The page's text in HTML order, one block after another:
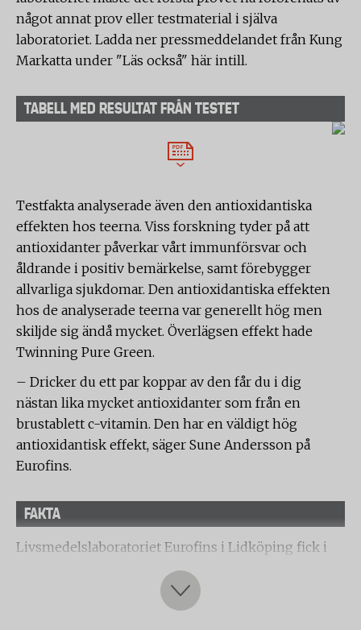
något annat prov eller testmaterial i själva
laboratoriet. Ladda ner pressmeddelandet från Kung
Markatta under "Läs också" här intill.
TABELL MED RESULTAT FRÅN TESTET
Testfakta analyserade även den antioxidantiska
effekten hos teerna. Viss forskning tyder på att
antioxidanter påverkar vårt immunförsvar och
åldrande i positiv bemärkelse, samt förebygger
allvarliga sjukdomar. Den antioxidantiska effekten
hos de analyserade teerna var generellt hög men
skiljde sig ändå mycket. Överlägsen effekt hade
Twinning Pure Green.
– Dricker du ett par koppar av den får du i dig
nästan lika mycket antioxidanter som från en
brustablett c-vitamin. Den har en väldigt hög
antioxidantisk effekt, säger Sune Andersson på
Eurofins.
FAKTA
Livsmedelslaboratoriet Eurofins i Lidköping fick i
uppdrag att analysera innehållet i nio fabrikat av
grönt påste avseende spår av bekämpningsmedel,
bakterier och mögel samt antioxidantisk effekt. De